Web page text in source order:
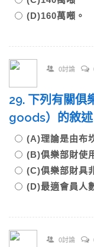
(D)160萬噸。
0討論
29. 下列有關俱
goods）的敘
(A)理論是由布
(B)俱樂部財使
(C)俱樂部財具
(D)最適會員人
0討論